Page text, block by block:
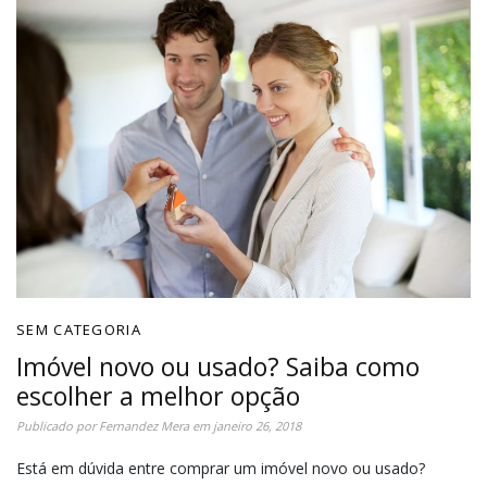
SEM CATEGORIA
Imóvel novo ou usado? Saiba como
escolher a melhor opção
Publicado porFernandez Meraem janeiro 26, 2018
Está em dúvida entre comprar um imóvel novo ou usado?